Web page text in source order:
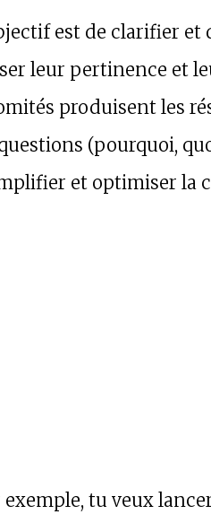
est de clarifier
leur pertinence et
produisent les
(pourquoi,
et optimiser la
exemple, tu veux